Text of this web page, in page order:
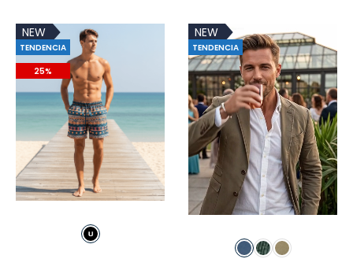
era:
22,95€.
es:
16,07€.
NEW
TENDENCIA
25%
NEW
TENDENCIA